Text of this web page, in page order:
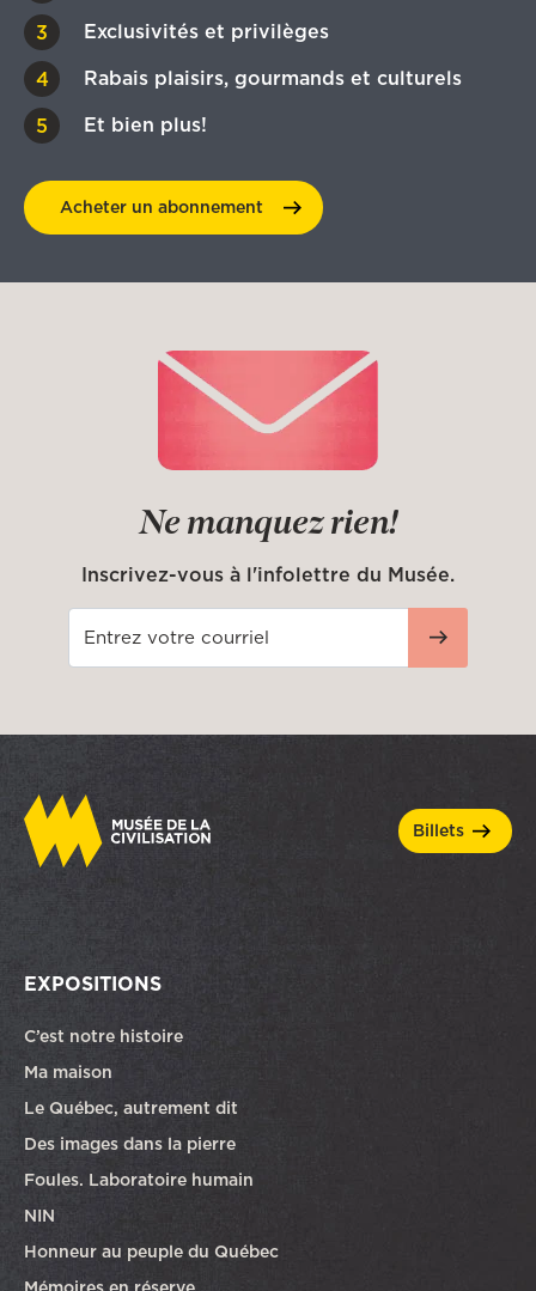
Exclusivités et privilèges
Rabais plaisirs, gourmands et culturels
Et bien plus!
Acheter un abonnement
Ne manquez rien!
Inscrivez-vous à l'infolettre du Musée.
billets
EXPOSITIONS
C’est notre histoire
Ma maison
Le Québec, autrement dit
Des images dans la pierre
Foules. Laboratoire humain
NIN
Honneur au peuple du Québec